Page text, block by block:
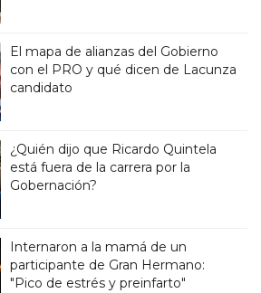
El mapa de alianzas del Gobierno
con el PRO y qué dicen de Lacunza
candidato
¿Quién dijo que Ricardo Quintela
está fuera de la carrera por la
Gobernación?
Internaron a la mamá de un
participante de Gran Hermano:
"Pico de estrés y preinfarto"